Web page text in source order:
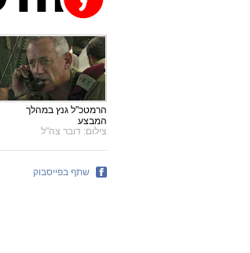
הרמטכ"ל גנץ במהלך
המבצע
צילום: דובר צה"ל
שתף בפייסבוק